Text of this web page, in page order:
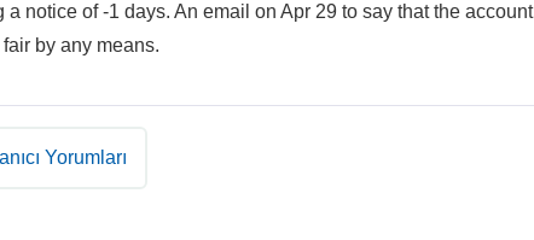
notice of -1 days. An email on Apr 29 to say that the account
by any means.
Yorumları